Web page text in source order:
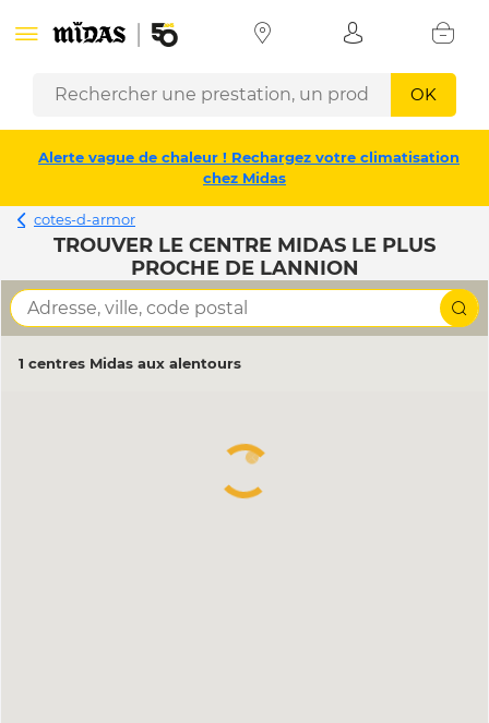
OK
Alerte vague de chaleur ! Rechargez votre climatisation
chez Midas
cotes-d-armor
TROUVER LE CENTRE MIDAS LE PLUS
PROCHE DE LANNION
1 centres Midas aux alentours